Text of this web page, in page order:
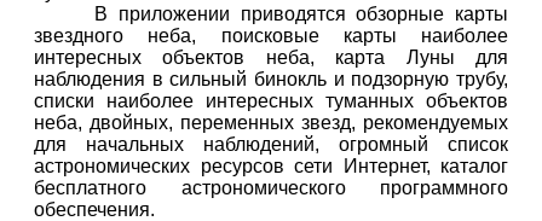
В приложении приводятся обзорные карты
звездного неба, поисковые карты наиболее
интересных объектов неба, карта Луны для
наблюдения в сильный бинокль и подзорную трубу,
списки наиболее интересных туманных объектов
неба, двойных, переменных звезд, рекомендуемых
для начальных наблюдений, огромный список
астрономических ресурсов сети Интернет, каталог
бесплатного астрономического программного
обеспечения.